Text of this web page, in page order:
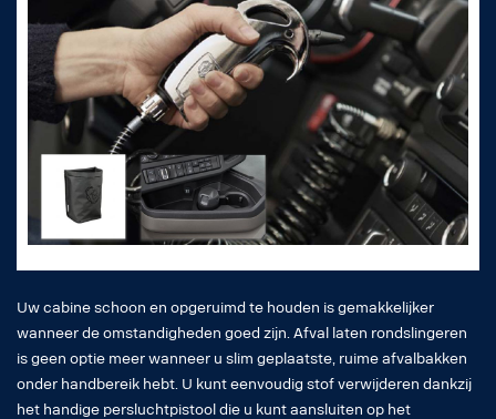
Uw cabine schoon en opgeruimd te houden is gemakkelijker
wanneer de omstandigheden goed zijn. Afval laten rondslingeren
is geen optie meer wanneer u slim geplaatste, ruime afvalbakken
onder handbereik hebt. U kunt eenvoudig stof verwijderen dankzij
het handige persluchtpistool die u kunt aansluiten op het